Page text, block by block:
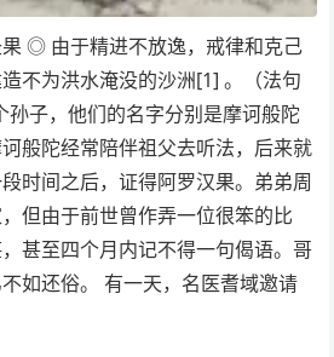
◎ 由于精进不放逸，戒律和克己
不为洪水淹没的沙洲[1] 。（法句
孙子，他们的名字分别是摩诃般陀
般陀经常陪伴祖父去听法，后来就
时间之后，证得阿罗汉果。弟弟周
但由于前世曾作弄一位很笨的比
甚至四个月内记不得一句偈语。哥
如还俗。 有一天，名医耆域邀请